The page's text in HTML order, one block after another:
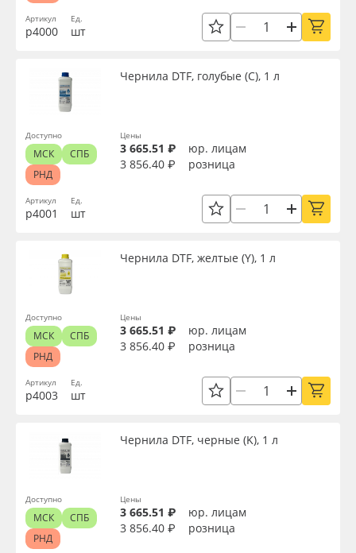
ПЭТ бэклит
Вспененный ПВХ
Баннер
Заготовки для сувениров
Артикул
р4000
Ед.
шт
Артикул
р4001
Чернила DTF, голубые (C), 1 л
Ед.
шт
Цены
3 665.51 ₽
юр. лицам
3 856.40 ₽
розница
Доступно
МСК
СПБ
РНД
Артикул
р4003
Чернила DTF, желтые (Y), 1 л
Ед.
шт
Цены
3 665.51 ₽
юр. лицам
3 856.40 ₽
розница
Доступно
МСК
СПБ
РНД
Чернила DTF, черные (K), 1 л
Цены
3 665.51 ₽
юр. лицам
3 856.40 ₽
розница
Доступно
МСК
СПБ
РНД